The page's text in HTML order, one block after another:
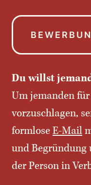
Du willst
Um jemanden
vorzuschlagen,
formloseE-Mail
und
der Person in